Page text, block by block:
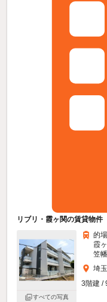
リブリ・霞ヶ関の賃貸物件
すべての写真
的
霞
笠
埼
3階建 /